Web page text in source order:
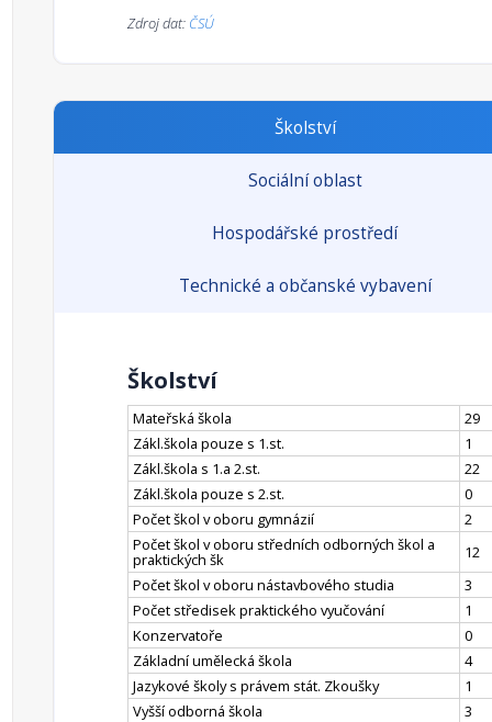
Zdroj dat: ČSÚ
Školství
Sociální oblast
Hospodářské prostředí
Technické a občanské vybavení
Školství
Mateřská škola
29
Zákl.škola pouze s 1.st.
1
Zákl.škola s 1.a 2.st.
22
Zákl.škola pouze s 2.st.
0
Počet škol v oboru gymnázií
2
Počet škol v oboru středních odborných škol a
praktických šk
12
Počet škol v oboru nástavbového studia
3
Počet středisek praktického vyučování
1
Konzervatoře
0
Základní umělecká škola
4
Jazykové školy s právem stát. Zkoušky
1
Vyšší odborná škola
3